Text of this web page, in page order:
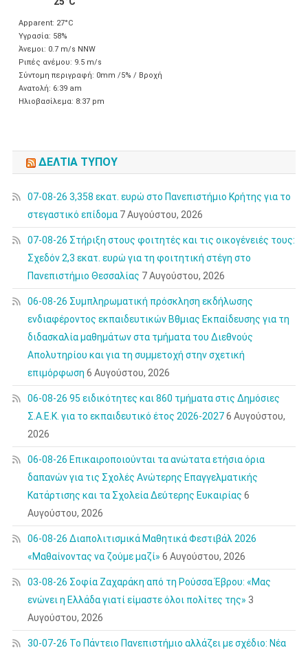
Apparent: 27°C
Υγρασία: 58%
Άνεμοι: 0.7 m/s NNW
Ριπές ανέμου: 9.5 m/s
Σύντομη περιγραφή: 0mm /5% / Βροχή
Ανατολή: 6:39 am
Ηλιοβασίλεμα: 8:37 pm
ΔΕΛΤΊΑ ΤΎΠΟΥ
07-08-26 3,358 εκατ. ευρώ στο Πανεπιστήμιο Κρήτης για το
στεγαστικό επίδομα 7 Αυγούστου, 2026
07-08-26 Στήριξη στους φοιτητές και τις οικογένειές τους:
Σχεδόν 2,3 εκατ. ευρώ για τη φοιτητική στέγη στο
Πανεπιστήμιο Θεσσαλίας 7 Αυγούστου, 2026
06-08-26 Συμπληρωματική πρόσκληση εκδήλωσης
ενδιαφέροντος εκπαιδευτικών Βθμιας Εκπαίδευσης για τη
διδασκαλία μαθημάτων στα τμήματα του Διεθνούς
Απολυτηρίου και για τη συμμετοχή στην σχετική
επιμόρφωση 6 Αυγούστου, 2026
06-08-26 95 ειδικότητες και 860 τμήματα στις Δημόσιες
Σ.Α.Ε.Κ. για το εκπαιδευτικό έτος 2026-20276 Αυγούστου,
2026
06-08-26 Επικαιροποιούνται τα ανώτατα ετήσια όρια
δαπανών για τις Σχολές Ανώτερης Επαγγελματικής
Κατάρτισης και τα Σχολεία Δεύτερης Ευκαιρίας 6
Αυγούστου, 2026
06-08-26 Διαπολιτισμικά Μαθητικά Φεστιβάλ 2026
«Μαθαίνοντας να ζούμε μαζί» 6 Αυγούστου, 2026
03-08-26 Σοφία Ζαχαράκη από τη Ρούσσα Έβρου: «Μας
ενώνει η Ελλάδα γιατί είμαστε όλοι πολίτες της» 3
Αυγούστου, 2026
30-07-26 Το Πάντειο Πανεπιστήμιο αλλάζει με σχέδιο: Νέα